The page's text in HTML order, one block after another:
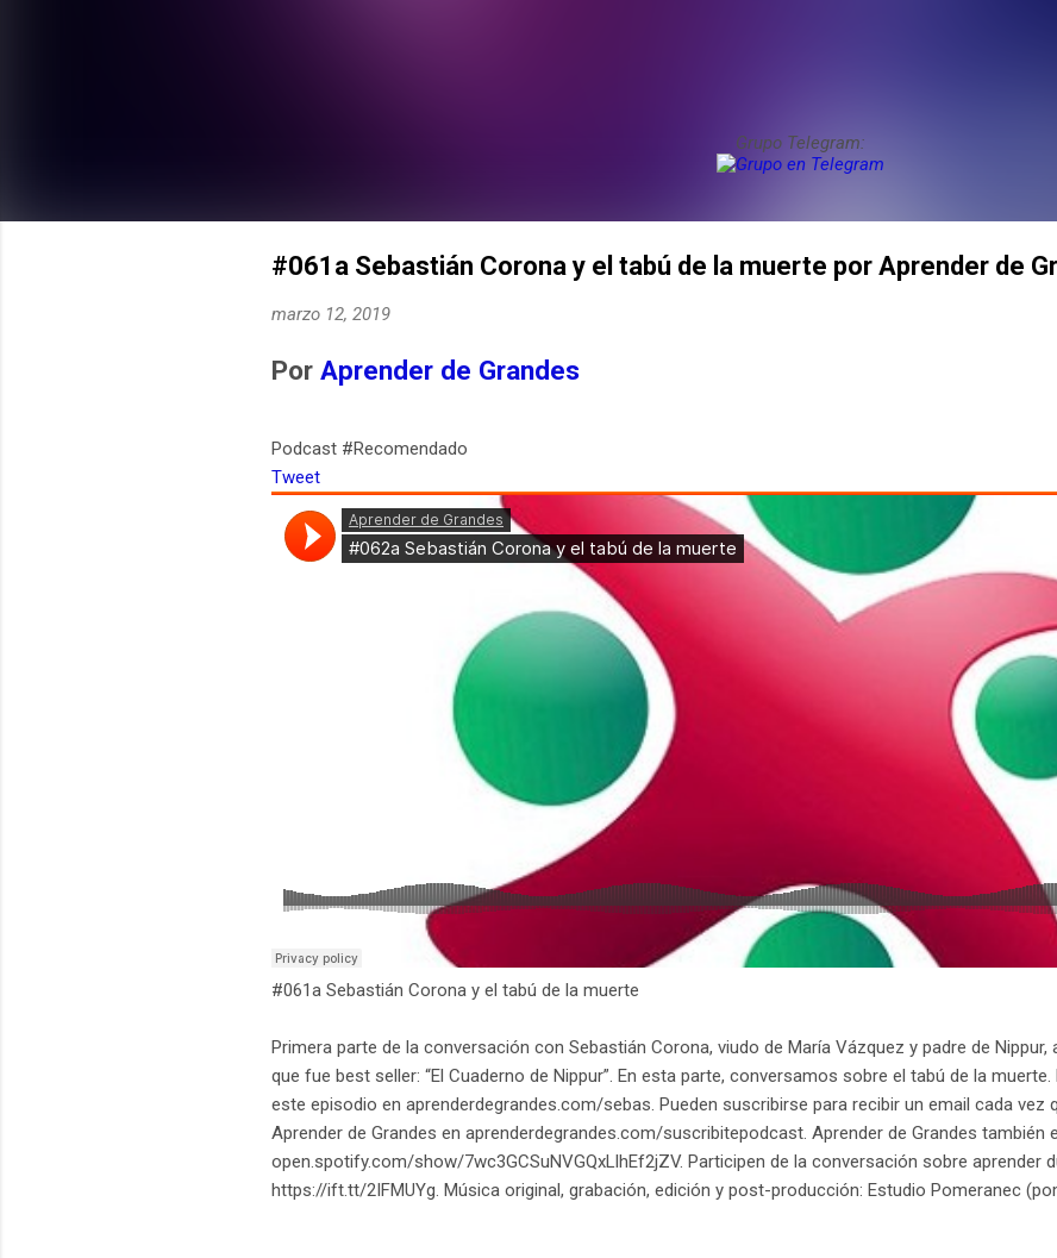
Grupo Telegram:
#061a Sebastián Corona y el tabú de la muerte por Aprender de
marzo 12, 2019
Por Aprender de Grandes
Podcast #Recomendado
Tweet
#061a Sebastián Corona y el tabú de la muerte
Primera parte de la conversación con Sebastián Corona, viudo de María Vázquez y padre de Nippur,
que fue best seller: “El Cuaderno de Nippur”. En esta parte, conversamos sobre el tabú de la
este episodio en aprenderdegrandes.com/sebas. Pueden suscribirse para recibir un email cada vez
Aprender de Grandes en aprenderdegrandes.com/suscribitepodcast. Aprender de Grandes también
open.spotify.com/show/7wc3GCSuNVGQxLlhEf2jZV. Participen de la conversación sobre aprender
https://ift.tt/2IFMUYg. Música original, grabación, edición y post-producción: Estudio Pomeranec